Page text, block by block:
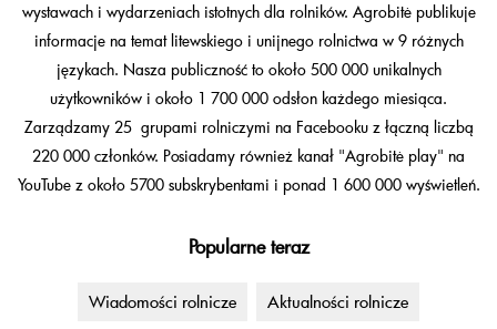
wystawach i wydarzeniach istotnych dla rolników. Agrobitė publikuje
informacje na temat litewskiego i unijnego rolnictwa w 9 różnych
językach. Nasza publiczność to około 500 000 unikalnych
użytkowników i około 1 700 000 odsłon każdego miesiąca.
Zarządzamy 25 grupami rolniczymi na Facebooku z łączną liczbą
220 000 członków. Posiadamy również kanał "Agrobitė play" na
YouTube z około 5700 subskrybentami i ponad 1 600 000 wyświetleń.
Popularne teraz
Wiadomości rolnicze Aktualności rolnicze